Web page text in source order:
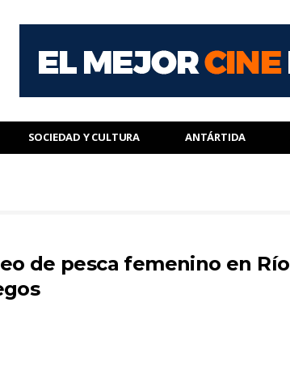
SOCIEDAD Y CULTURA ANTÁRTIDA
de pesca femenino en Río